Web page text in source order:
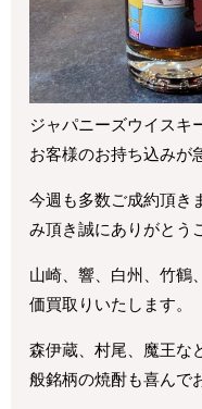
ジャパニーズウイスキ
お客様のお持ち込みが
今週も多数ご成約頂き
み頂き誠にありがとう
山崎、響、白州、竹鶴
価買取りいたします。
森伊蔵、村尾、魔王な
般銘柄の焼酎も喜んで